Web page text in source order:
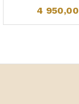
4 950,00